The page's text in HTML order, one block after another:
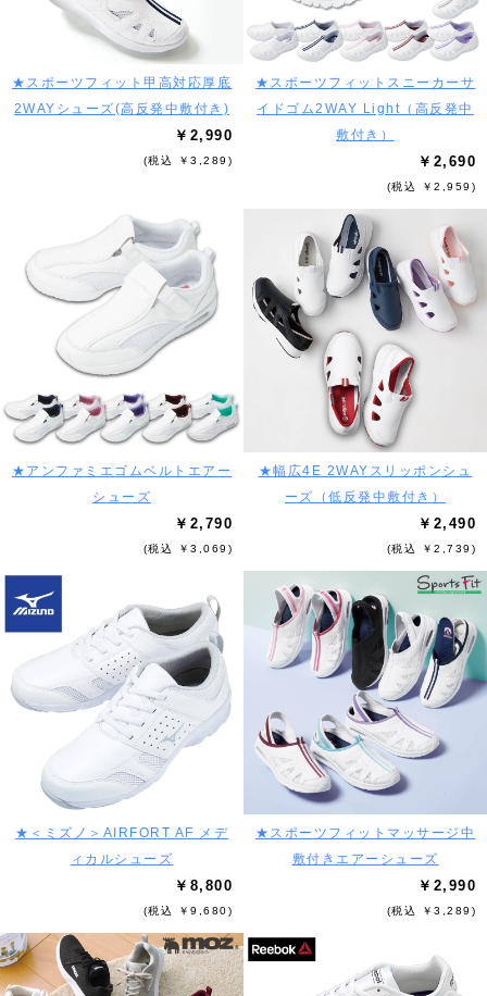
★スポーツフィット甲高対応厚底
2WAYシューズ(高反発中敷付き)
￥2,990
(税込 ￥3,289)
★スポーツフィットスニーカーサ
イドゴム2WAY Light（高反発中
敷付き）
￥2,690
(税込 ￥2,959)
★アンファミエゴムベルトエアー
シューズ
￥2,790
(税込 ￥3,069)
★幅広4E 2WAYスリッポンシュ
ーズ（低反発中敷付き）
￥2,490
(税込 ￥2,739)
★＜ミズノ＞AIRFORT AF メデ
ィカルシューズ
￥8,800
(税込 ￥9,680)
★スポーツフィットマッサージ中
敷付きエアーシューズ
￥2,990
(税込 ￥3,289)